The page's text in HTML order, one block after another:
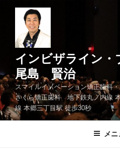
ス
キ
ッ
プ
インビザライン
尾島 賢治
スマイルイノベーション矯正歯科
さくら矯正歯科 地下鉄丸ノ内線
線 本郷三丁目駅 徒歩30秒
メ